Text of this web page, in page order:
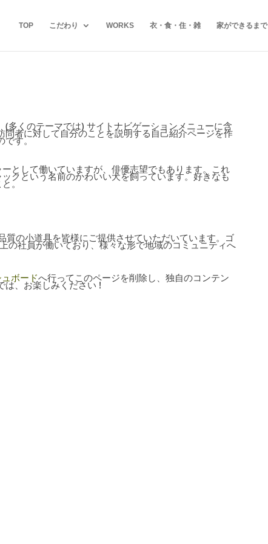
TOP こだわり WORKS 衣・食・住・雑 家ができるまで
多くのテーマでは) サイトナビゲーションメニューに含
者に対して自分のことを説明する自己紹介ページを作
です。
として働いていますが、俳優志望でもあります。これ
クという名前のかわいい犬を飼っています。好きなも
。
の小道具を皆様にご提供させていただいています。ゴ
の社員が働いており、様々な形で地域のコミュニティへ
ボードへ行ってこのページを削除し、独自のコンテン
は、お楽しみください !